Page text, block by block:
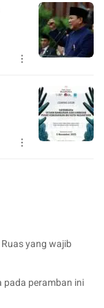
Ruas yang wajib
pada peramban ini